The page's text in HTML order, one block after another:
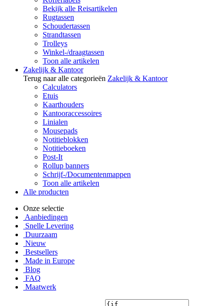
Bekijk alle Reisartikelen
Rugtassen
Schoudertassen
Strandtassen
Trolleys
Winkel-/draagtassen
Toon alle artikelen
Zakelijk & Kantoor
Terug naar alle categorieën Zakelijk & Kantoor
Calculators
Etuis
Kaarthouders
Kantooraccessoires
Linialen
Mousepads
Notitieblokken
Notitieboeken
Post-It
Rollup banners
Schrijf-/Documentenmappen
Toon alle artikelen
Alle producten
Onze selectie
Aanbiedingen
Snelle Levering
Duurzaam
Nieuw
Bestsellers
Made in Europe
Blog
FAQ
Maatwerk